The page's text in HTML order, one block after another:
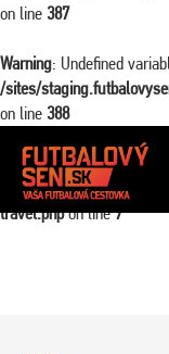
on line 387
Warning: Undefined
/sites/
on line 388
Warning: Attempt to read
/sites/
travel.phpon line7